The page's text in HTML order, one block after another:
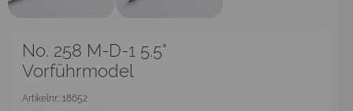
No. 258 M-D-1 5.5"
Vorführmodel
Artikelnr.: 18652